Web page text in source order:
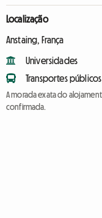
Localização
Anstaing, França
Universidades
Transportes públicos
A morada exata do
confirmada.